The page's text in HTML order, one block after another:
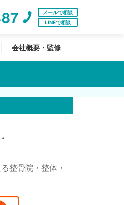
メールで相談
LINEで相談
会社概要・監修
整骨院・整体・